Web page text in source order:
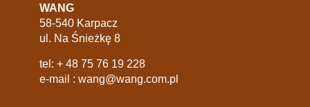
WANG
58-540 Karpacz
ul. Na Śnieżkę 8
tel: + 48 75 76 19 228
e-mail : wang@wang.com.pl